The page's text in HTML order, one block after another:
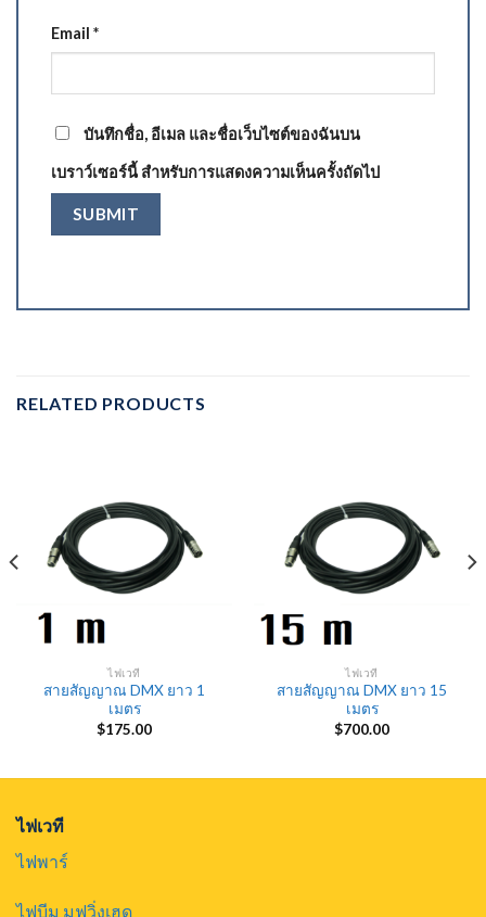
Email *
บันทึกชื่อ, อีเมล และชื่อเว็บไซต์ของฉันบน
เบราว์เซอร์นี้ สำหรับการแสดงความเห็นครั้งถัดไป
RELATED PRODUCTS
ไฟเวที
สายสัญญาณ DMX ยาว 1
เมตร
$175.00
ไฟเวที
สายสัญญาณ DMX ยาว 15
เมตร
$700.00
ไฟเวที
ไฟพาร์
ไฟบีม มูฟวิ่งเฮด